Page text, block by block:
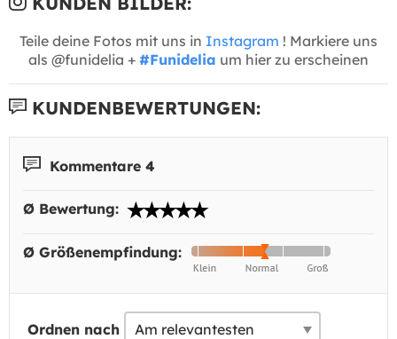
Teile deine Fotos mit uns in Instagram ! Markiere uns
als @funidelia + #Funidelia um hier zu erscheinen
KUNDENBEWERTUNGEN:
Kommentare 4
Ø Bewertung:
Ø Größenempfindung:
Ordnen nach